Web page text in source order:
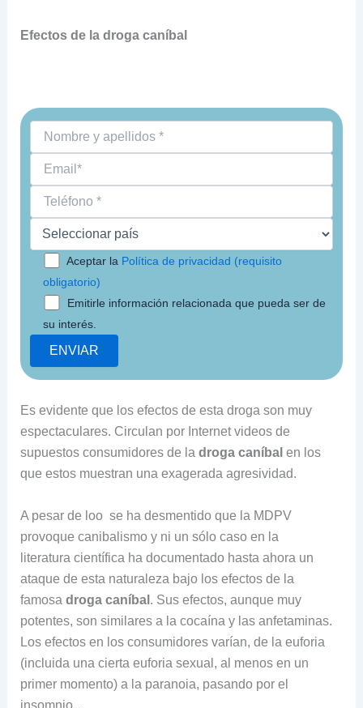
Efectos de la droga caníbal
Aceptar la Política de privacidad (requisito
obligatorio)
Emitirle información relacionada que pueda ser de
su interés.
Es evidente que los efectos de esta droga son muy
espectaculares. Circulan por Internet videos de
supuestos consumidores de la droga caníbal en los
que estos muestran una exagerada agresividad.
A pesar de loo se ha desmentido que la MDPV
provoque canibalismo y ni un sólo caso en la
literatura científica ha documentado hasta ahora un
ataque de esta naturaleza bajo los efectos de la
famosa droga caníbal . Sus efectos, aunque muy
potentes, son similares a la cocaína y las anfetaminas.
Los efectos en los consumidores varían, de la euforia
(incluida una cierta euforia sexual, al menos en un
primer momento) a la paranoia, pasando por el
insomnio…